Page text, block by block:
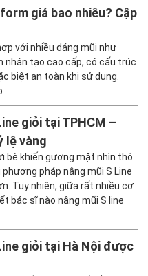
– 88.200.000 VNĐ.
thấp khoảng từ 20 triệu
sụn tự thân hoặc sửa
triệu.
giá bao nhiêu? Cập
với nhiều dáng mũi như
nhân tạo cao cấp, có cấu trúc
biệt an toàn khi sử dụng.
giỏi tại TPHCM –
vàng
pháp nâng mũi S Line
Tuy nhiên, giữa rất nhiều cơ
bác sĩ nào nâng mũi S line